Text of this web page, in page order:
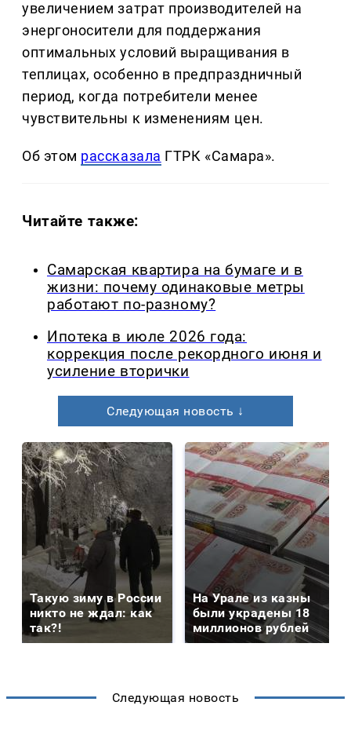
увеличением затрат производителей на
энергоносители для поддержания
оптимальных условий выращивания в
теплицах, особенно в предпраздничный
период, когда потребители менее
чувствительны к изменениям цен.
Об этом рассказала ГТРК «Самара».
Читайте также:
Самарская квартира на бумаге и в
жизни: почему одинаковые метры
работают по-разному?
Ипотека в июле 2026 года:
коррекция после рекордного июня и
усиление вторички
Следующая новость ↓
Такую зиму в России
никто не ждал: как
так?!
На Урале из казны
были украдены 18
миллионов рублей
Следующая новость